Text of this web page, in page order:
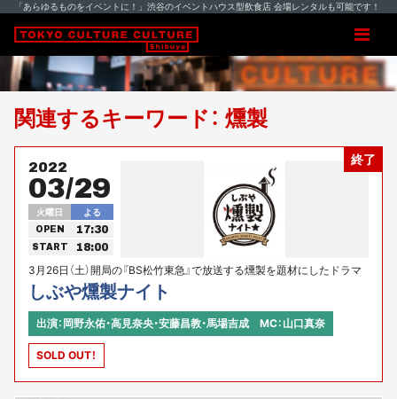
「あらゆるものをイベントに！」渋谷のイベントハウス型飲食店 会場レンタルも可能です！
関連するキーワード： 燻製
終了
2022
03/29
火曜日 よる
OPEN 17:30
START 18:00
3月26日（土）開局の『BS松竹東急』で放送する燻製を題材にしたドラマ
『いぶり暮らし』の第1話も先行上映決定！
しぶや燻製ナイト
出演：岡野永佑・高見奈央・安藤昌教・馬場吉成 MC：山口真奈
SOLD OUT！